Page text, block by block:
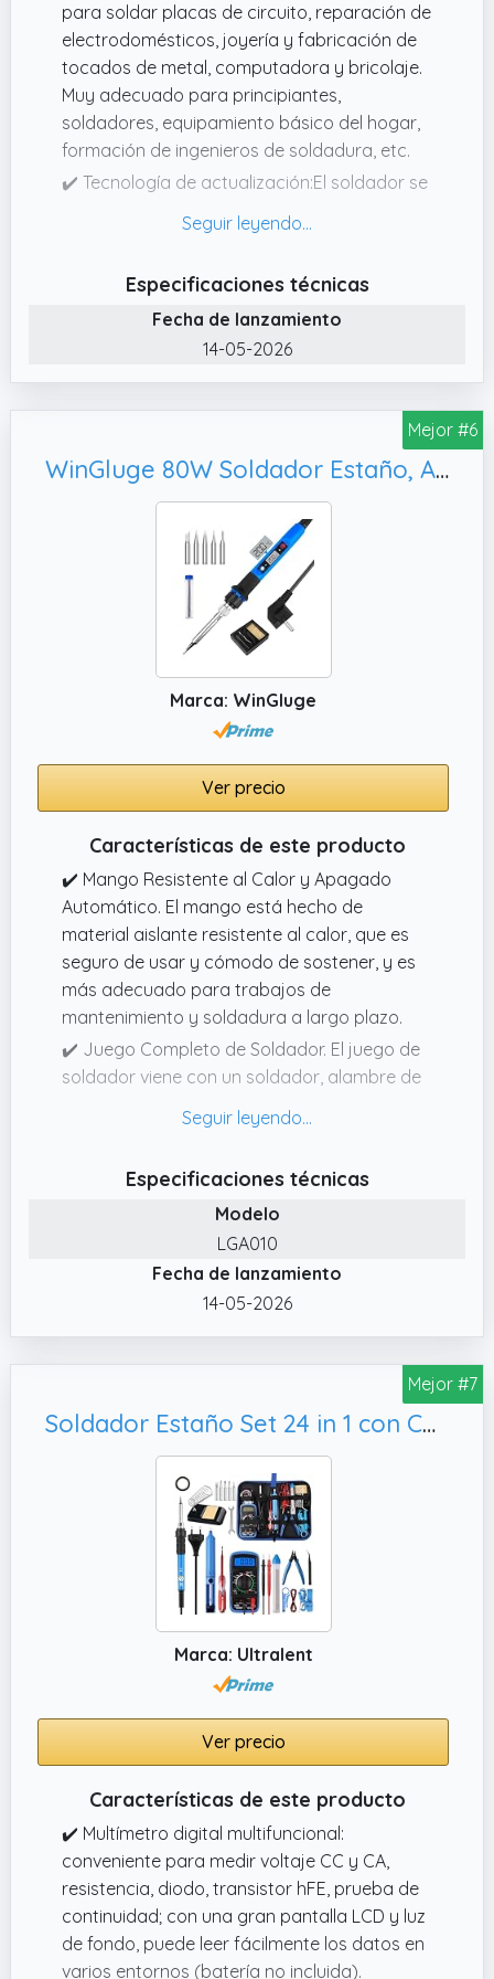
para soldar placas de circuito, reparación de
electrodomésticos, joyería y fabricación de
tocados de metal, computadora y bricolaje.
Muy adecuado para principiantes,
soldadores, equipamiento básico del hogar,
formación de ingenieros de soldadura, etc.
✔️ Tecnología de actualización:El soldador se
hacer que el soldador se caliente
puede ajustar con precisión la temperatura y
un rango de temperatura flexible de 180
℃480 ℃(356°F896°F).
✔️ Disipación de calor eficiente y mango
ventilación en la punta de soldadura brindan
una mejor disipación de calor que otros. El
mango resistente al calor puede aislar la
temperatura de manera efectiva y es más
adecuado para trabajos de soldadura y
reparación a largo plazo.
✔️ Kit de soldador imprescindible:Un buen
juego básico de soldador que tiene todos los
materiales que necesitas para empezar.
✔️ Pantalla digital clara:Una pantalla LCD de
alta definición que indica el estado de la
temperatura adecuada para cada trabajo
Especificaciones técnicas
Fecha de lanzamiento
14-05-2026
Mejor #6
WinGluge 80W Soldador Estaño, Alambre De Soldadura Para El Uso Diversamente Reparado
Marca: WinGluge
Ver precio
Características de este producto
✔️ Mango Resistente al Calor y Apagado
Automático. El mango está hecho de
material aislante resistente al calor, que es
seguro de usar y cómodo de sostener, y es
más adecuado para trabajos de
mantenimiento y soldadura a largo plazo.
✔️ Juego Completo de Soldador. El juego de
soldador viene con un soldador, alambre de
y 6 puntas de soldador (1 incluida con el
✔️ Configuración de Temperatura Inteligente.
Soldadores de Estaño Equipado con una
pantalla LCD grande, la visualización del
estado de la temperatura es más clara.
✔️ Ampliamente Utilizado. Soldadores de
Estaño Ya sea para soldar placas de circuito,
artesanías en metal, o varios proyectos de
bricolaje, puede satisfacer todas sus
✔️ Núcleo Calefactor de Alto Rendimiento de
80 W. 80W Soldador Estaño Utilizando un
núcleo calefactor cerámico, tiene una fuerte
sensibilidad a la temperatura y puede
calentar rápidamente a la temperatura
objetivo (rango de temperatura ajustable
Especificaciones técnicas
Modelo
LGA010
Fecha de lanzamiento
14-05-2026
Mejor #7
Soldador Estaño Set 24 in 1 con Caja de Herramientas,Puntas Soldador
Marca: Ultralent
Ver precio
Características de este producto
✔️ Multímetro digital multifuncional:
conveniente para medir voltaje CC y CA,
resistencia, diodo, transistor hFE, prueba de
continuidad; con una gran pantalla LCD y luz
de fondo, puede leer fácilmente los datos en
varios entornos (batería no incluida).